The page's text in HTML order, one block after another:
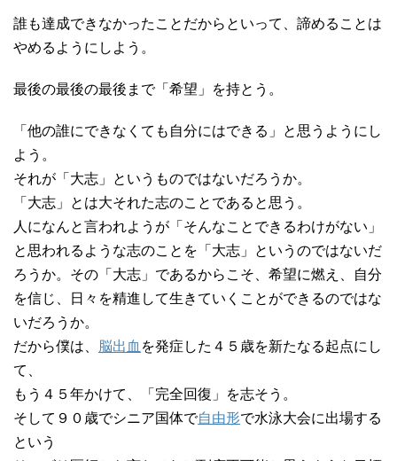
誰も達成できなかったことだからといって、諦めることは
やめるようにしよう。
最後の最後の最後まで「希望」を持とう。
「他の誰にできなくても自分にはできる」と思うようにし
よう。
それが「大志」というものではないだろうか。
「大志」とは大それた志のことであると思う。
人になんと言われようが「そんなことできるわけがない」
と思われるような志のことを「大志」というのではないだ
ろうか。その「大志」であるからこそ、希望に燃え、自分
を信じ、日々を精進して生きていくことができるのではな
いだろうか。
だから僕は、
脳出血 を発症した４５歳を新たなる起点にし
て、
もう４５年かけて、「完全回復」を志そう。
そして９０歳でシニア国体で自由形で水泳大会に出場する
という